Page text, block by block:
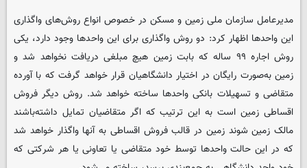
مدیرعامل سازمان ملی زمین و مسکن در خصوص انواع روش‌های واگذاری
این واحدها اظهار کرد: دو روش واگذاری برای این واحدها وجود دارد، یکی
روش اجاره ۹۹ ساله که بابت زمین هیچ مبلغی دریافت نخواهد شد و
زمین به‌صورت رایگان در اختیار دانشگاهیان قرار خواهد گرفت که با آورده
متقاضی و تسهیلات بانکی واحدها ساخته خواهد شد. روش دیگر فروش
اقساطی زمین است به این ترتیب که اگر متقاضیان تمایل داشته‌باشند
مالک زمین شوند زمین در قالب فروش اقساطی به آنها واگذار خواهد شد
که در این حالت واحدها توسط خود متقاضی یا تعاونی یا هر شرکتی که